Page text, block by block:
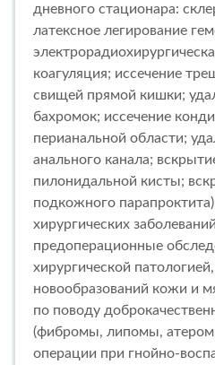
дневного стационара:
латексное легирование
коагуляция; иссечение
свищей прямой кишки;
бахромок; иссечение
перианальной области;
анального канала;
пилонидальной кисты;
подкожного
хирургических
предоперационные
хирургической
новообразований кожи и
по поводу
(фибромы, липомы,
операции при гнойно-